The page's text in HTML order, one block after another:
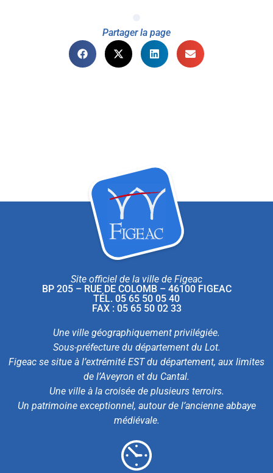
Partager la page
Site officiel de la ville de Figeac
BP 205 – RUE DE COLOMB – 46100 FIGEAC
TÉL. 05 65 50 05 40
FAX : 05 65 50 02 33
Une ville géographiquement privilégiée.
Sous-préfecture du département du Lot.
Figeac se situe à l’extrémité EST du département, aux limites
de l’Aveyron et du Cantal.
Une ville à la croisée de plusieurs terroirs.
Un patrimoine exceptionnel, autour de l’ancienne abbaye
médiévale.